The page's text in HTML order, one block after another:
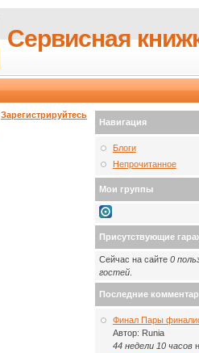
Сервисная
Зарегистрируйтесь
Навигация
Блоги
Непрочитанное
Мои группы
Присутствующие
Сейчас на сайте 0
гостей
Последние
Финал Пары
Автор: Runia
44 недели 10 часов